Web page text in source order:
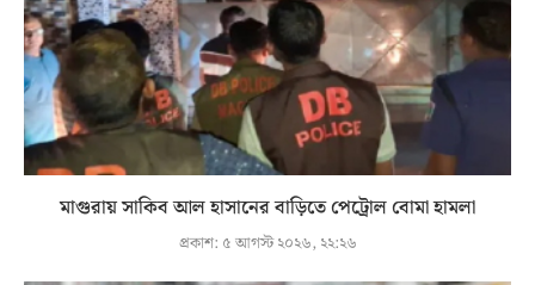
মাগুরায় সাকিব আল হাসানের বাড়িতে পেট্রোল বোমা হামলা
প্রকাশ: ৫ আগস্ট ২০২৬, ২২:২৬